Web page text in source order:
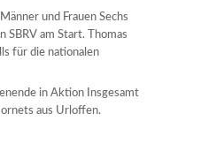
und Frauen Sechs
SBRV am Start. Thomas
für die nationalen
in Aktion Insgesamt
aus Urloffen.